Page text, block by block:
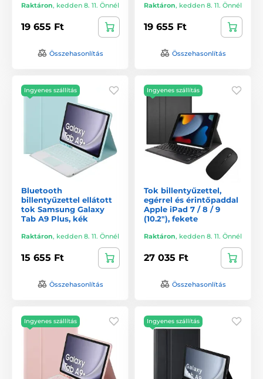
Raktáron, kedden 8. 11. Önnél
19 655 Ft
Összehasonlítás
Raktáron, kedden 8. 11. Önnél
19 655 Ft
Összehasonlítás
Ingyenes szállítás
Bluetooth
billentyűzettel ellátott
tok Samsung Galaxy
Tab A9 Plus, kék
Raktáron, kedden 8. 11. Önnél
15 655 Ft
Összehasonlítás
Ingyenes szállítás
Tok billentyűzettel,
egérrel és érintőpaddal
Apple iPad 7 / 8 / 9
(10.2"), fekete
Raktáron, kedden 8. 11. Önnél
27 035 Ft
Összehasonlítás
Ingyenes szállítás Ingyenes szállítás